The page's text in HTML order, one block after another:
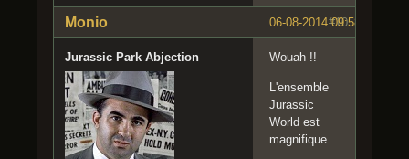
#10
06-08-2014 09:58:43
Monio
Jurassic Park Abjection Wouah !!
L'ensemble
Jurassic
World est
magnifique.